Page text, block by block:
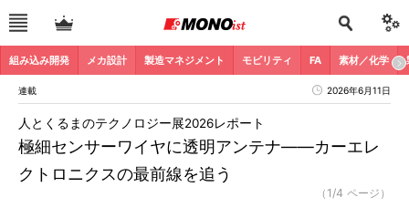
組み込み開発 メカ設計 製造マネジメント モビリティ FA 素材／化学
連載 2026年6月11日
極細センサーワイヤに透明アンテナ――カーエレ
クトロニクスの最前線を追う
人とくるまのテクノロジー展2026レポート
（1/4 ページ）